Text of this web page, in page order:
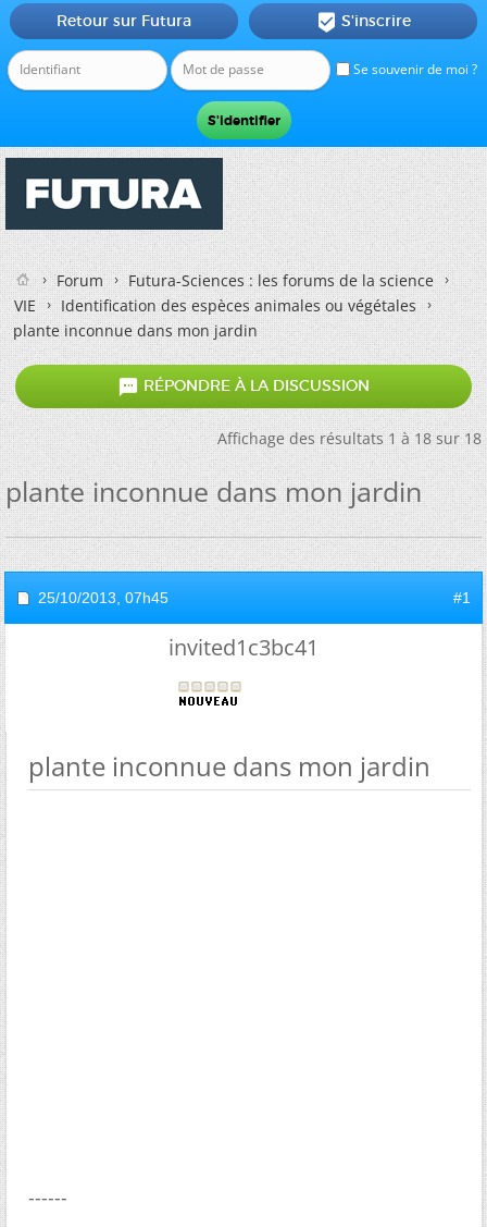
Se souvenir de moi ?
Retour sur Futura  S'inscrire
Forum
Futura-Sciences : les forums de la science
VIE
Identification des espèces animales ou végétales
plante inconnue dans mon jardin
 RÉPONDRE À LA DISCUSSION
Affichage des résultats 1 à 18 sur 18
plante inconnue dans mon jardin
25/10/2013, 07h45 #1
invited1c3bc41
plante inconnue dans mon jardin
------